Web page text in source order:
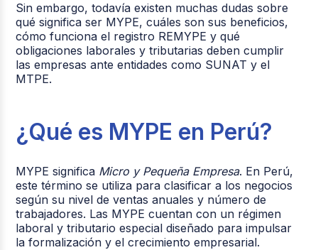
Sin embargo, todavía existen muchas dudas sobre
qué significa ser MYPE, cuáles son sus beneficios,
cómo funciona el registro REMYPE y qué
obligaciones laborales y tributarias deben cumplir
las empresas ante entidades como SUNAT y el
MTPE.
¿Qué es MYPE en Perú?
MYPE significa Micro y Pequeña Empresa. En Perú,
este término se utiliza para clasificar a los negocios
según su nivel de ventas anuales y número de
trabajadores. Las MYPE cuentan con un régimen
laboral y tributario especial diseñado para impulsar
la formalización y el crecimiento empresarial.